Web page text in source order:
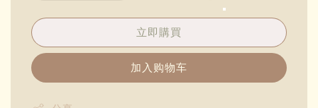
立即購買
加入购物车